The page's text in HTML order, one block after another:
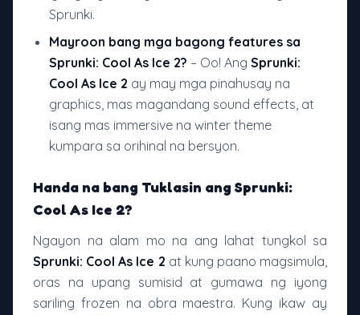
Sprunki.
Mayroon bang mga bagong features sa
Sprunki: Cool As Ice 2? – Oo! Ang Sprunki:
Cool As Ice 2 ay may mga pinahusay na
graphics, mas magandang sound effects, at
isang mas immersive na winter theme
kumpara sa orihinal na bersyon.
Handa na bang Tuklasin ang Sprunki:
Cool As Ice 2?
Ngayon na alam mo na ang lahat tungkol sa
Sprunki: Cool As Ice 2 at kung paano magsimula,
oras na upang sumisid at gumawa ng iyong
sariling frozen na obra maestra. Kung ikaw ay